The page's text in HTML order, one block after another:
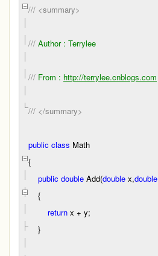
/// <summary>
/// Author : Terrylee
/// From : http://terrylee.cnblogs.com
/// </summary>
public class Math
{
public double Add(double x,double
{
return x + y;
}